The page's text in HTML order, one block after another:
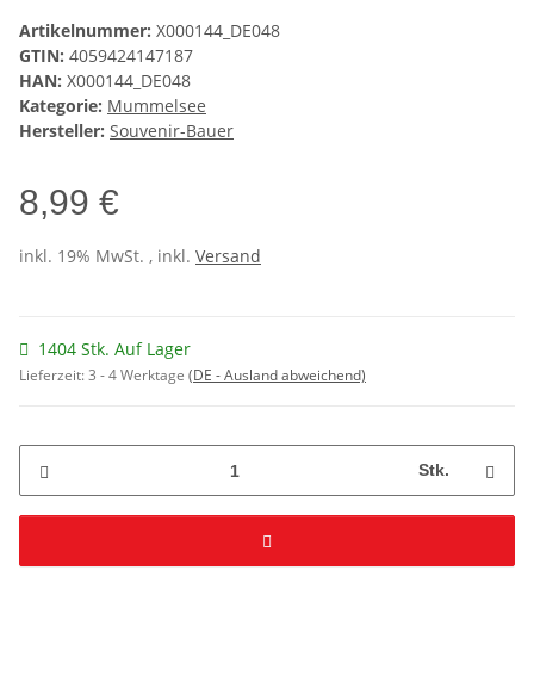
Artikelnummer: X000144_DE048
GTIN: 4059424147187
HAN: X000144_DE048
Kategorie: Mummelsee
Hersteller: Souvenir-Bauer
8,99 €
inkl. 19% MwSt. , inkl. Versand
1404 Stk. Auf Lager
Lieferzeit:3 - 4 Werktage (DE - Ausland abweichend)
Stk.